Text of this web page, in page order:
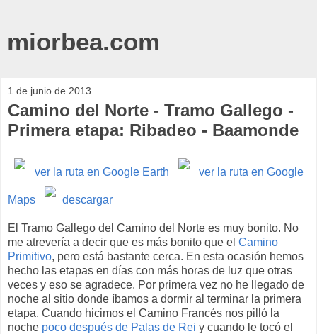
miorbea.com
1 de junio de 2013
Camino del Norte - Tramo Gallego -
Primera etapa: Ribadeo - Baamonde
ver la ruta en Google Earth ver la ruta en Google
Maps descargar
El Tramo Gallego del Camino del Norte es muy bonito. No
me atrevería a decir que es más bonito que el Camino
Primitivo, pero está bastante cerca. En esta ocasión hemos
hecho las etapas en días con más horas de luz que otras
veces y eso se agradece. Por primera vez no he llegado de
noche al sitio donde íbamos a dormir al terminar la primera
etapa. Cuando hicimos el Camino Francés nos pilló la
noche poco después de Palas de Rei y cuando le tocó el